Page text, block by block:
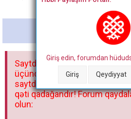
Bitdi
Giriş edin, forumdan
Giriş Qeydiyyat
Saytdakı materiallar yalnız
üçündür. Materialları
saytda və sosial şəbəkədə
qəti qadağandır! Forum
olun: